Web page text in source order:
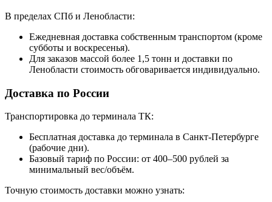
В пределах СПб и Ленобласти:
Ежедневная доставка собственным транспортом (кроме
субботы и воскресенья).
Для заказов массой более 1,5 тонн и доставки по
Ленобласти стоимость обговаривается индивидуально.
Доставка по России
Транспортировка до терминала ТК:
Бесплатная доставка до терминала в Санкт-Петербурге
(рабочие дни).
Базовый тариф по России: от 400–500 рублей за
минимальный вес/объём.
Точную стоимость доставки можно узнать: